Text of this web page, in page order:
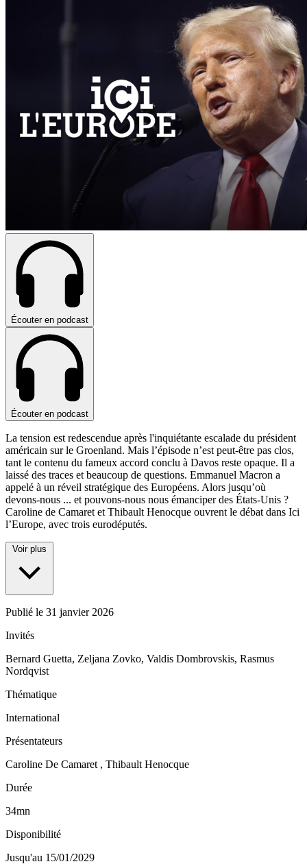
Écouter en podcast
Écouter en podcast
La tension est redescendue après l'inquiétante escalade du président
américain sur le Groenland. Mais l’épisode n’est peut-être pas clos,
tant le contenu du fameux accord conclu à Davos reste opaque. Il a
laissé des traces et beaucoup de questions. Emmanuel Macron a
appelé à un réveil stratégique des Européens. Alors jusqu’où
devons-nous ... et pouvons-nous nous émanciper des États-Unis ?
Caroline de Camaret et Thibault Henocque ouvrent le débat dans Ici
l’Europe, avec trois eurodéputés.
Voir plus
Publié le 31 janvier 2026
Invités
Bernard Guetta, Zeljana Zovko, Valdis Dombrovskis, Rasmus
Nordqvist
Thématique
International
Présentateurs
Caroline De Camaret , Thibault Henocque
Durée
34mn
Disponibilité
Jusqu'au 15/01/2029